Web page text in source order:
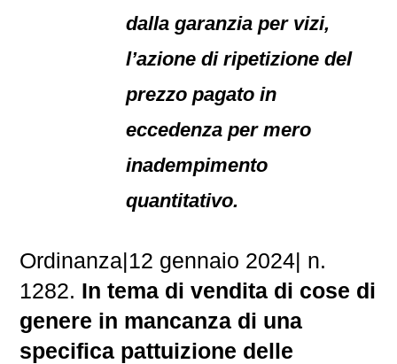
dalla garanzia per vizi,
l’azione di ripetizione del
prezzo pagato in
eccedenza per mero
inadempimento
quantitativo.
Ordinanza|12 gennaio 2024| n.
1282. In tema di vendita di cose di
genere in mancanza di una
specifica pattuizione delle